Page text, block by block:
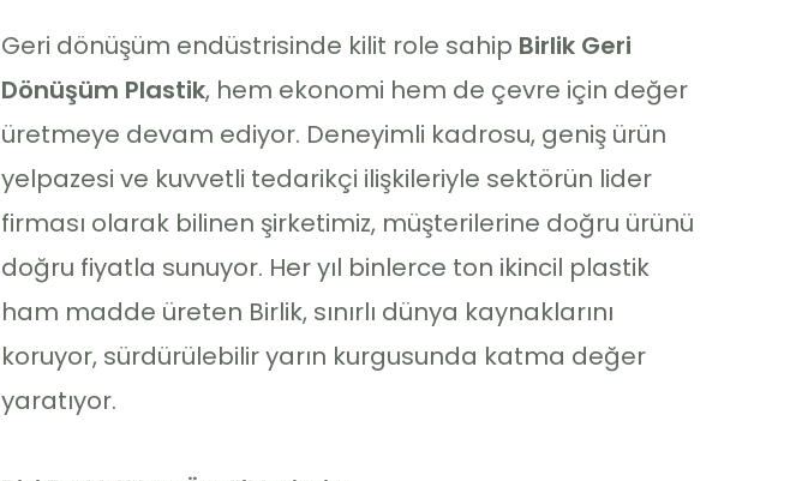
Geri dönüşüm endüstrisinde kilit role sahip Birlik Geri
Dönüşüm Plastik, hem ekonomi hem de çevre için değer
üretmeye devam ediyor. Deneyimli kadrosu, geniş ürün
yelpazesi ve kuvvetli tedarikçi ilişkileriyle sektörün lider
firması olarak bilinen şirketimiz, müşterilerine doğru ürünü
doğru fiyatla sunuyor. Her yıl binlerce ton ikincil plastik
ham madde üreten Birlik, sınırlı dünya kaynaklarını
koruyor, sürdürülebilir yarın kurgusunda katma değer
yaratıyor.